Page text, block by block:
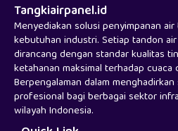
Tangkiairpanel.id
Menyediakan solusi penyimpanan
kebutuhan industri. Setiap tandon
dirancang dengan standar kualitas
ketahanan maksimal terhadap cuaca
Berpengalaman dalam
profesional bagi berbagai sektor
wilayah Indonesia.